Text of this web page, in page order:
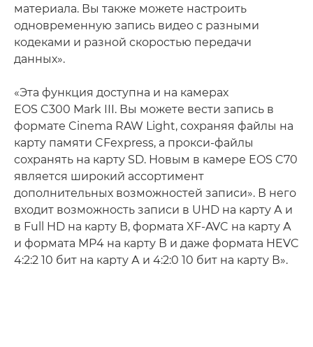
материала. Вы также можете настроить
одновременную запись видео с разными
кодеками и разной скоростью передачи
данных».
«Эта функция доступна и на камерах
EOS C300 Mark III. Вы можете вести запись в
формате Cinema RAW Light, сохраняя файлы на
карту памяти CFexpress, а прокси-файлы
сохранять на карту SD. Новым в камере EOS C70
является широкий ассортимент
дополнительных возможностей записи». В него
входит возможность записи в UHD на карту А и
в Full HD на карту В, формата XF-AVC на карту А
и формата MP4 на карту В и даже формата HEVC
4:2:2 10 бит на карту А и 4:2:0 10 бит на карту В».